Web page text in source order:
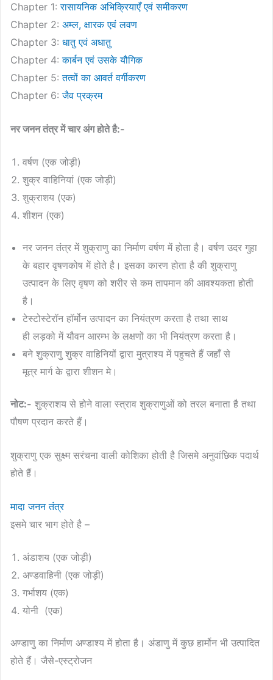
Chapter 1:रासायनिक अभिक्रियाएँ एवं समीकरण
Chapter 2: अम्ल, क्षारक एवं लवण
Chapter 3: धातु एवं अधातु
Chapter 4:कार्बन एवं उसके यौगिक
Chapter 5:तत्वों का आवर्त वर्गीकरण
Chapter 6:जैव प्रक्रम
नर जनन तंत्र में चार अंग होते है:-
वर्षण (एक जोड़ी)
शुक्र वाहिनियां (एक जोड़ी)
शुक्राशय (एक)
शीशन (एक)
नर जनन तंत्र में शुक्राणु का निर्माण वर्षण में होता है। वर्षण उदर गुहा
के बहार वृषणकोष में होते है। इसका कारण होता है की शुक्राणु
उत्पादन के लिए वृषण को शरीर से कम तापमान की आवश्यकता होती
है।
टेस्टोस्टेरॉन हॉर्मोन उत्पादन का नियंत्रण करता है तथा साथ
ही लड़को में यौवन आरम्भ के लक्षणों का भी नियंत्रण करता है।
बने शुक्राणु शुक्र वाहिनियों द्वारा मुत्राश्य में पहुचते हैं जहाँ से
मूत्र मार्ग के द्वारा शीशन मे।
नोट:- शुक्राशय से होने वाला स्त्राव शुक्राणुओं को तरल बनाता है तथा
पौषण प्रदान करते हैं।
शुक्राणु एक सुक्ष्म सरंचना वाली कोशिका होती है जिसमे अनुवांछिक पदार्थ
होते हैं।
मादा जनन तंत्र
इसमे चार भाग होते है –
अंडाशय (एक जोड़ी)
अण्डवाहिनी (एक जोड़ी)
गर्भाशय (एक)
योनी (एक)
अण्डाणु का निर्माण अण्डाश्य में होता है। अंडाणु में कुछ हार्मोन भी उत्पादित
होते हैं। जैसे-एस्ट्रोजन